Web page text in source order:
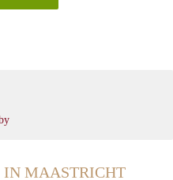
IN MAASTRICHT